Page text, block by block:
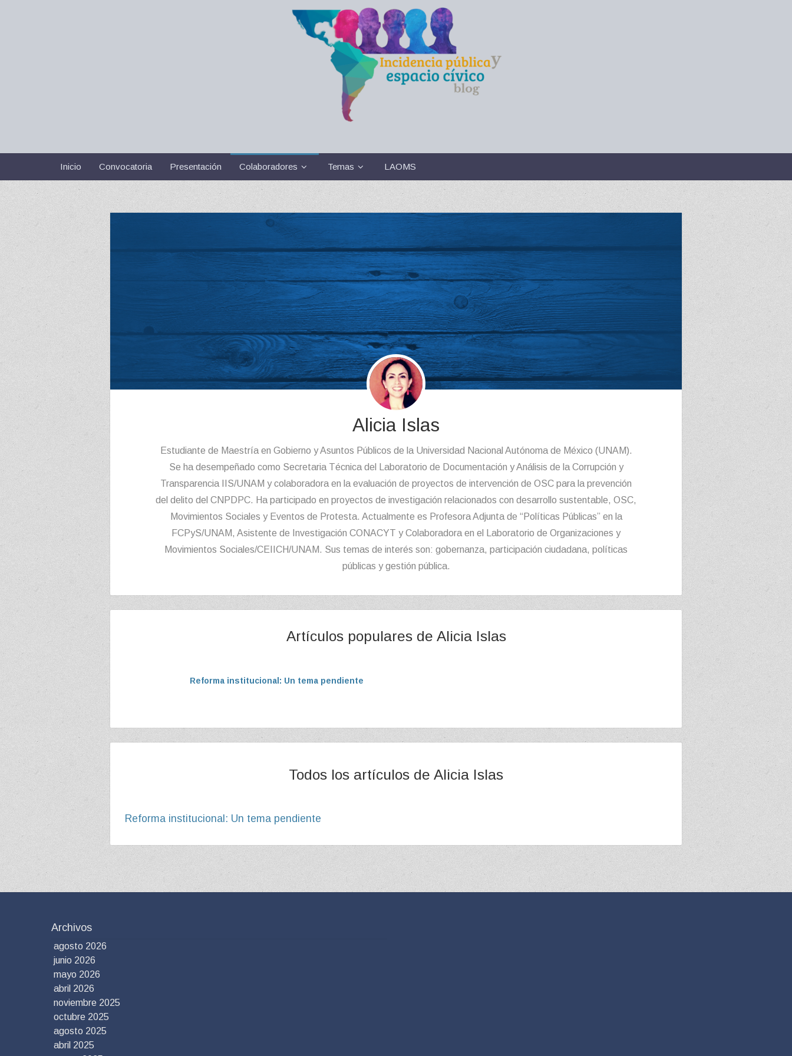
Inicio Convocatoria Presentación Colaboradores Temas LAOMS
Alicia Islas
Estudiante de Maestría en Gobierno y Asuntos Públicos de la Universidad Nacional Autónoma de México (UNAM).
Se ha desempeñado como Secretaria Técnica del Laboratorio de Documentación y Análisis de la Corrupción y
Transparencia IIS/UNAM y colaboradora en la evaluación de proyectos de intervención de OSC para la prevención
del delito del CNPDPC. Ha participado en proyectos de investigación relacionados con desarrollo sustentable, OSC,
Movimientos Sociales y Eventos de Protesta. Actualmente es Profesora Adjunta de “Políticas Públicas” en la
FCPyS/UNAM, Asistente de Investigación CONACYT y Colaboradora en el Laboratorio de Organizaciones y
Movimientos Sociales/CEIICH/UNAM. Sus temas de interés son: gobernanza, participación ciudadana, políticas
públicas y gestión pública.
Artículos populares de Alicia Islas
Reforma institucional: Un tema pendiente
Todos los artículos de Alicia Islas
Reforma institucional: Un tema pendiente
Archivos
agosto 2026
junio 2026
mayo 2026
abril 2026
noviembre 2025
octubre 2025
agosto 2025
abril 2025